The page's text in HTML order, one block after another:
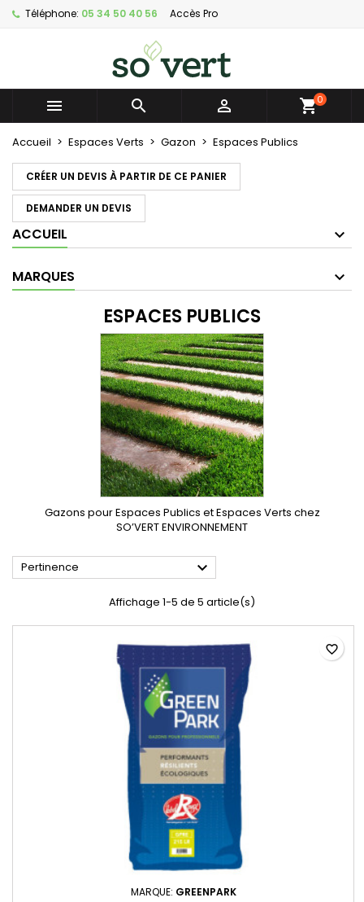
Téléphone: 05 34 50 40 56 Accès Pro
   0
Accueil Espaces Verts Gazon Espaces Publics
CRÉER UN DEVIS À PARTIR DE CE PANIER
DEMANDER UN DEVIS
ACCUEIL
MARQUES
ESPACES PUBLICS
Gazons pour Espaces Publics et Espaces Verts chez
SO’VERT ENVIRONNEMENT
Pertinence 
Affichage 1-5 de 5 article(s)
MARQUE: GREENPARK
favorite_border
Créer nouvelle liste
((confirmMessage))
((cancelText)) ((modalDeleteText))
Nom de la liste d'envies
Vous devez être connecté pour ajouter des produits
à votre liste d'envies.
Annuler Connexion